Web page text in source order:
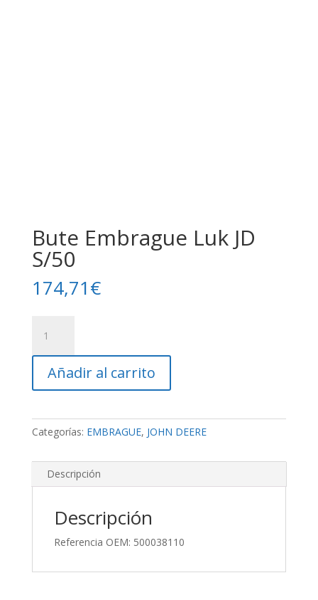
Bute Embrague Luk JD
S/50
174,71€
Embrague
Luk
S/50
Añadir al carrito
Categorías: EMBRAGUE, JOHN DEERE
Descripción
Descripción
Referencia OEM: 500038110